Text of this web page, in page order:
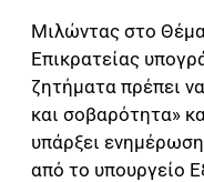
Μιλώντας στο
Επικρατείας
ζητήματα πρέπει
και σοβαρότητα»
υπάρξει
από το υπουργείο